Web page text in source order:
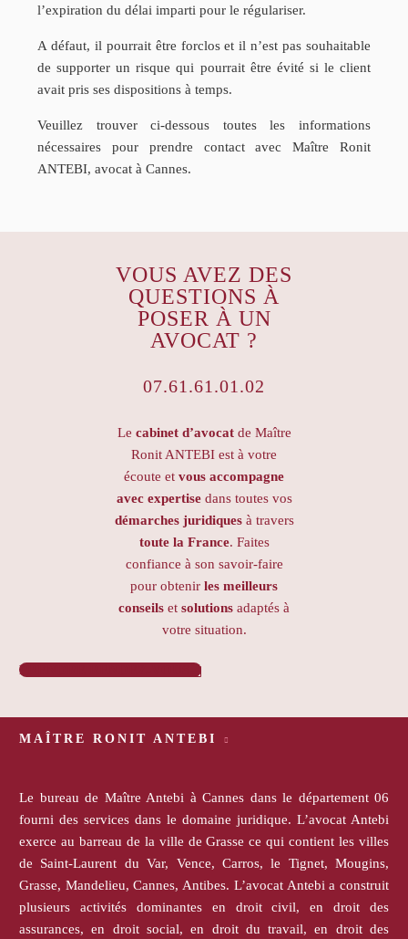
l’expiration du délai imparti pour le régulariser.
A défaut, il pourrait être forclos et il n’est pas souhaitable
de supporter un risque qui pourrait être évité si le client
avait pris ses dispositions à temps.
Veuillez trouver ci-dessous toutes les informations
nécessaires pour prendre contact avec Maître Ronit
ANTEBI, avocat à Cannes.
VOUS AVEZ DES
QUESTIONS À
POSER À UN
AVOCAT ?
07.61.61.01.02
Le cabinet d’avocatde Maître
Ronit ANTEBI est à votre
écoute et vous accompagne
avec expertisedans toutes vos
démarches juridiquesà travers
toute la France. Faites
confiance à son savoir-faire
pour obtenir les meilleurs
conseils et solutions adaptés à
votre situation.
PRENDRE RENDEZ-VOUS 
MAÎTRE RONIT ANTEBI
Le bureau de Maître Antebi à Cannes dans le département 06
fourni des services dans le domaine juridique. L’avocat Antebi
exerce au barreau de la ville de Grasse ce qui contient les villes
de Saint-Laurent du Var, Vence, Carros, le Tignet, Mougins,
Grasse, Mandelieu, Cannes, Antibes. L’avocat Antebi a construit
plusieurs activités dominantes en droit civil, en droit des
assurances, en droit social, en droit du travail, en droit des